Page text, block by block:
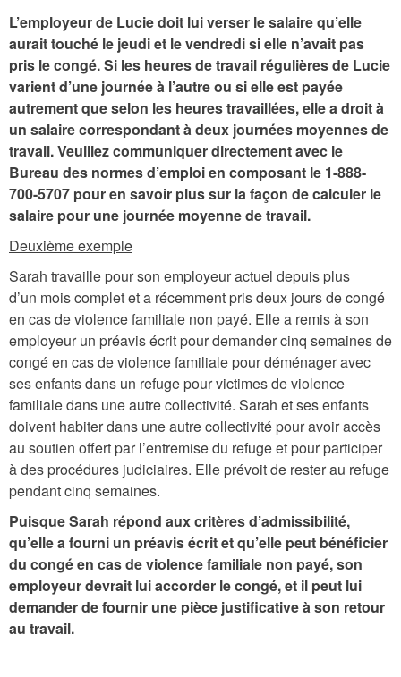
L’employeur de Lucie doit lui verser le salaire qu’elle
aurait touché le jeudi et le vendredi si elle n’avait pas
pris le congé. Si les heures de travail régulières de Lucie
varient d’une journée à l’autre ou si elle est payée
autrement que selon les heures travaillées, elle a droit à
un salaire correspondant à deux journées moyennes de
travail. Veuillez communiquer directement avec le
Bureau des normes d’emploi en composant le 1-888-
700-5707 pour en savoir plus sur la façon de calculer le
salaire pour une journée moyenne de travail.
Deuxième exemple
Sarah travaille pour son employeur actuel depuis plus
d’un mois complet et a récemment pris deux jours de congé
en cas de violence familiale non payé. Elle a remis à son
employeur un préavis écrit pour demander cinq semaines de
congé en cas de violence familiale pour déménager avec
ses enfants dans un refuge pour victimes de violence
familiale dans une autre collectivité. Sarah et ses enfants
doivent habiter dans une autre collectivité pour avoir accès
au soutien offert par l’entremise du refuge et pour participer
à des procédures judiciaires. Elle prévoit de rester au refuge
pendant cinq semaines.
Puisque Sarah répond aux critères d’admissibilité,
qu’elle a fourni un préavis écrit et qu’elle peut bénéficier
du congé en cas de violence familiale non payé, son
employeur devrait lui accorder le congé, et il peut lui
demander de fournir une pièce justificative à son retour
au travail.